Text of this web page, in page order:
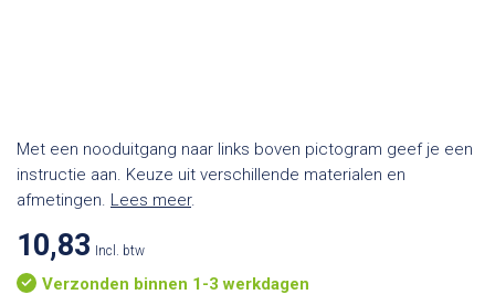
Met een nooduitgang naar links boven pictogram geef je een
instructie aan. Keuze uit verschillende materialen en
afmetingen. Lees meer.
10,83 Incl. btw
Verzonden binnen 1-3 werkdagen